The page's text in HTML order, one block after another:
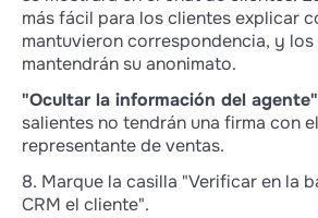
CRM, sino que sólo atiende
puede pasar un cliente a otro
directamente en la sala de chat.
más fácil para los clientes explicar
mantuvieron correspondencia, y
mantendrán su anonimato.
"Ocultar la información del agente"
salientes no tendrán una firma con
representante de ventas.
8. Marque la casilla "Verificar en la
CRM el cliente".